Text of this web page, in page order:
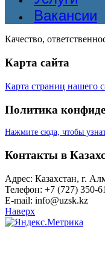
Вакансии
Качество,
Карта сайта
Карта страниц нашего
Политика
Нажмите сюда, чтобы
Контакты в
Адрес: Казахстан, г.
Телефон: +7 (727) 350-
E-mail: info@uzsk.kz
Наверх